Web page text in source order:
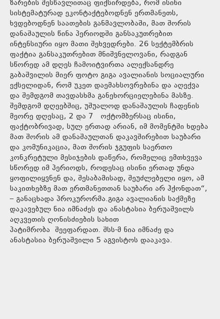
ზარების შესწავლითაც ფიქსირდება, რომ ისინი
სისტემატურად ეკონტაქტებოდნენ ერთმანეთს,
ხვდებოდნენ საათების განმავლობაში, მათ შორის
დანაშაულის წინა პერიოდში განსაკუთრებით
ინტენსიური იყო მათი შეხვედრები. 26 სექტემბრის
ფაქტია განსაკუთრებით მნიშვნელოვანი, რადგან
სწორედ ამ დღეს ჩამოიტვირთა ალექსანდრე
გაბაშვილის მიერ ფოტო გიგა ავალიანის სოციალური
ექსელიდან, რომ უკეთ დაემახსოვრებინა და აღექვა
და შემდგომ თავდასხმა განეხორციელებინა მასზე.
შემდგომ დღეებშიც, უშუალოდ დანაშაულის ჩადენის
მეორე დღესაც, 2 და 7 ოქტომბერსაც ისინი,
ფაქტობრივად, სულ ერთად არიან, იმ მომენტში ხდება
მათ შორის ამ დანაშაულთან დაკავშირებით საუბარი
და კომუნიკაცია, მათ შორის ჯგუფის საერთო
კონკრეტული მესიჯების დაწერა, რომელიც ემთხვევა
სწორედ იმ პერიოდს, როდესაც ისინი ერთად უნდა
ყოფილიყვნენ და, შესაბამისად, შეუძლებელი იყო, ამ
საკითხებზე მათ ერთმანეთთან საუბარი არ ჰქონდათ“,
– განაცხადა პროკურორმა.გიგა ავალიანის საქმეზე
დაკავებულ ნია იმნაძეს და ანასტასია ბერუაშვილს
აღკვეთის ღონისძიების სახით
პატიმრობა შეეფარდათ. შსს-მ ნია იმნაძე და
ანასტასია ბერუაშვილი 5 აგვისტოს დააკავა.